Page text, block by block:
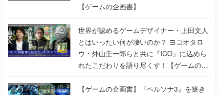
【ゲームの企画書】
世界が認めるゲームデザイナー・上田文人
とはいったい何が凄いのか？ ヨコオタロ
ウ・外山圭一郎らと共に『ICO』に込めら
れたこだわりを語り尽くす！【ゲームの企
画書】
【ゲームの企画書】『ペルソナ3』を築き